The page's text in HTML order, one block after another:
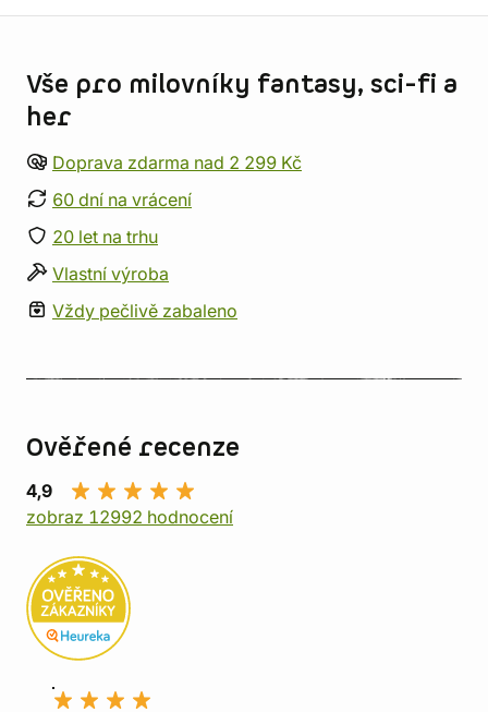
Vše pro milovníky fantasy, sci-fi a
her
Doprava zdarma nad 2 299 Kč
60 dní na vrácení
20 let na trhu
Vlastní výroba
Vždy pečlivě zabaleno
Ověřené recenze
4,9
zobraz 12992 hodnocení